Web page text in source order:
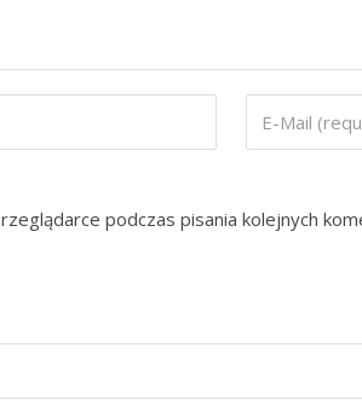
podczas pisania kolejnych